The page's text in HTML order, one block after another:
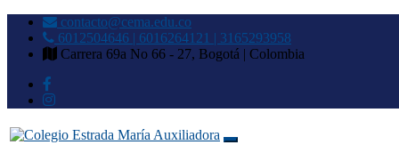
contacto@cema.edu.co
6012504646 | 6016264121 | 3165293958
Carrera 69a No 66 - 27, Bogotá | Colombia